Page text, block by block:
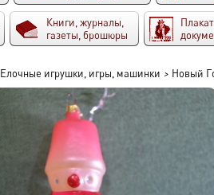
Книги, журналы,
газеты, брошюры
Елочные игрушки, игры, машинки > Новый